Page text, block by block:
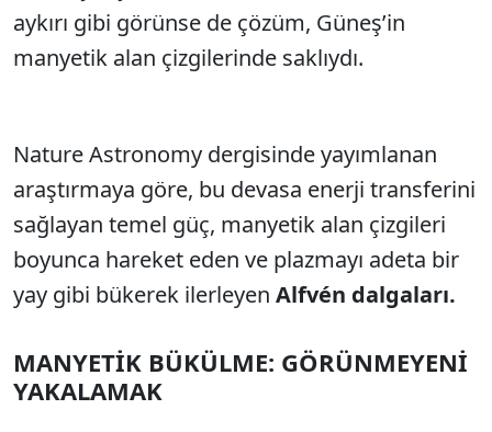
aykırı gibi görünse de çözüm, Güneş’in
manyetik alan çizgilerinde saklıydı.
Nature Astronomy dergisinde yayımlanan
araştırmaya göre, bu devasa enerji transferini
sağlayan temel güç, manyetik alan çizgileri
boyunca hareket eden ve plazmayı adeta bir
yay gibi bükerek ilerleyen Alfvén dalgaları.
MANYETİK BÜKÜLME: GÖRÜNMEYENİ
YAKALAMAK